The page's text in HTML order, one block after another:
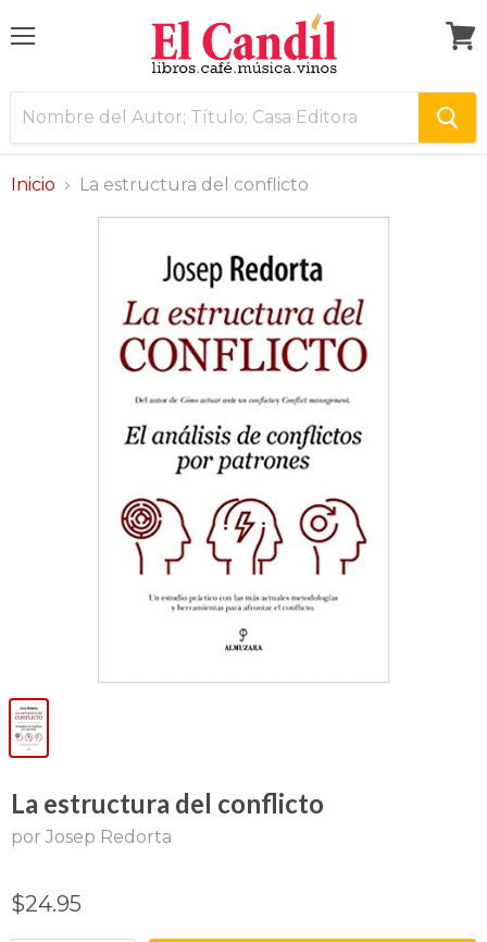
Inicio La estructura del conflicto
La estructura del conflicto
por Josep Redorta
$24.95